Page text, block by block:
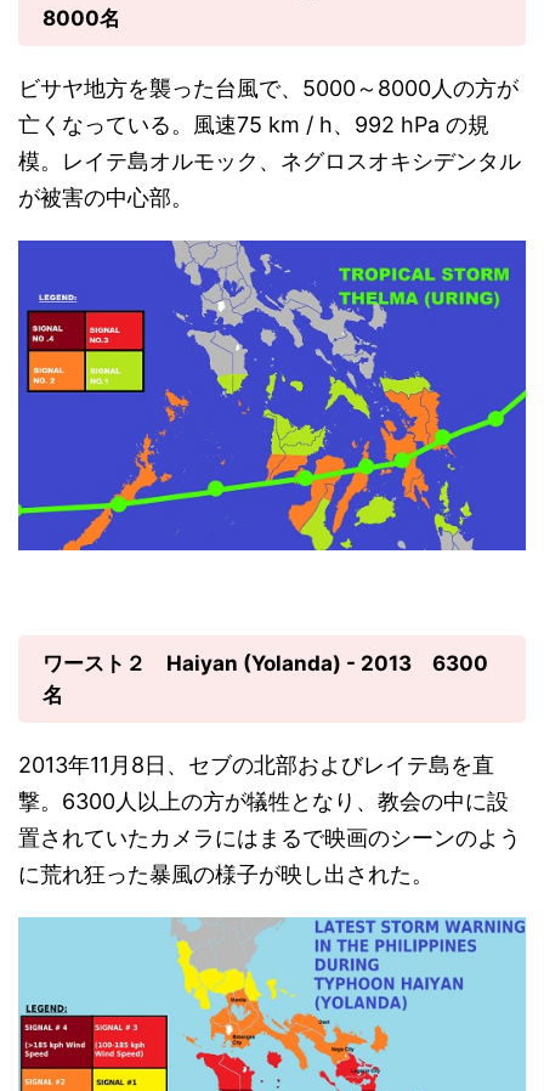
8000名
ビサヤ地方を襲った台風で、5000～8000人の方が
亡くなっている。風速75 km / h、992 hPa の規
模。レイテ島オルモック、ネグロスオキシデンタル
が被害の中心部。
ワースト２ Haiyan (Yolanda) - 2013 6300
名
2013年11月8日、セブの北部およびレイテ島を直
撃。6300人以上の方が犠牲となり、教会の中に設
置されていたカメラにはまるで映画のシーンのよう
に荒れ狂った暴風の様子が映し出された。